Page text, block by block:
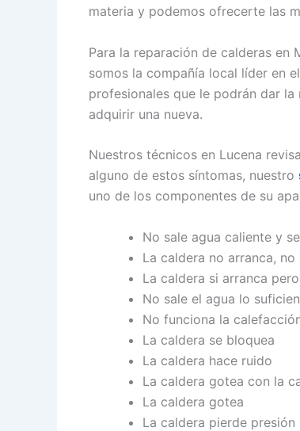
materia y podemos ofrecerte las
Para la reparación de calderas en
somos la compañía local líder en
profesionales que le podrán dar
adquirir una nueva.
Nuestros técnicos en Lucena
alguno de estos síntomas, nuestro
uno de los componentes de su
No sale agua caliente y
La caldera no arranca, no
La caldera si arranca
No sale el agua lo
No funciona la
La caldera se bloquea
La caldera hace ruido
La caldera gotea con la
La caldera gotea
La caldera pierde